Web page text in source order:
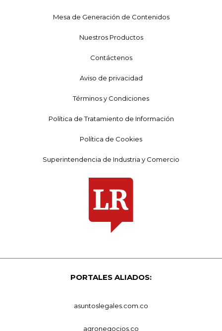
Mesa de Generación de Contenidos
Nuestros Productos
Contáctenos
Aviso de privacidad
Términos y Condiciones
Política de Tratamiento de Información
Política de Cookies
Superintendencia de Industria y Comercio
PORTALES ALIADOS:
asuntoslegales.com.co
agronegocios.co